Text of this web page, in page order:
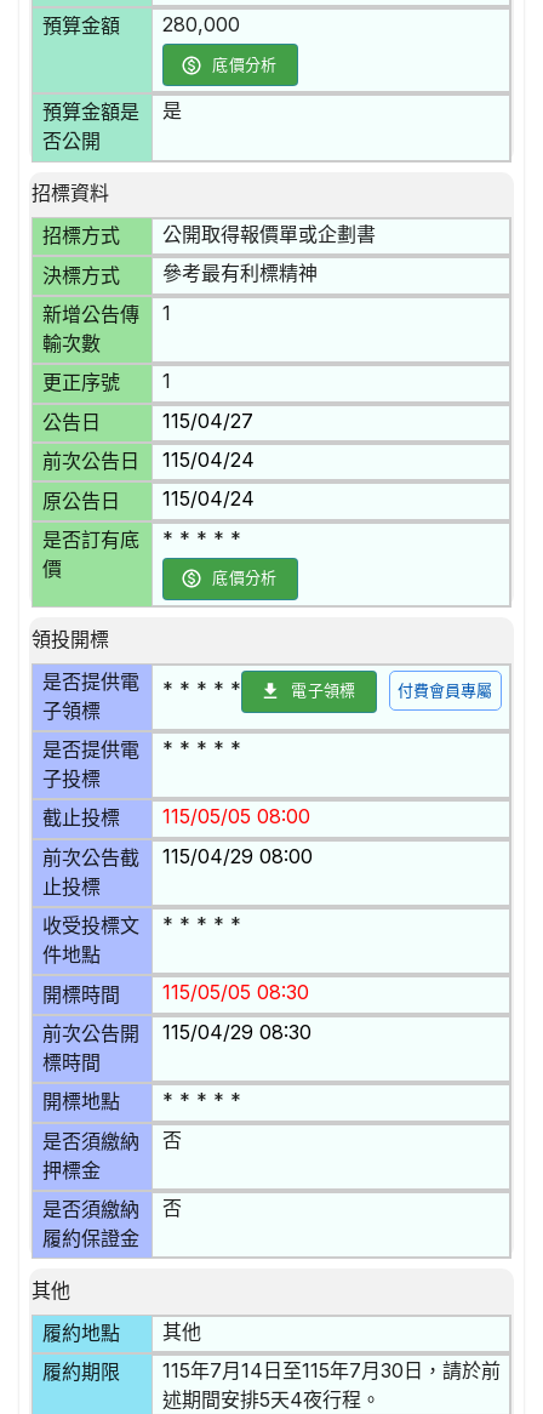
預算金額 280,000
底價分析
預算金額是
否公開
是
招標資料
招標方式
公開取得報價單或企劃書
決標方式 參考最有利標精神
新增公告傳
輸次數
1
更正序號 1
公告日 115/04/27
前次公告日 115/04/24
原公告日 115/04/24
是否訂有底
價
* * * * *
底價分析
領投開標
是否提供電
子領標
* * * * * 電子領標 付費會員專屬
是否提供電
子投標
* * * * *
截止投標 115/05/05 08:00
前次公告截
止投標
115/04/29 08:00
收受投標文
件地點
* * * * *
開標時間 115/05/05 08:30
前次公告開
標時間
115/04/29 08:30
開標地點 * * * * *
是否須繳納
押標金
否
是否須繳納
履約保證金
否
其他
履約地點
其他
履約期限
115年7月14日至115年7月30日，請於前
述期間安排5天4夜行程。